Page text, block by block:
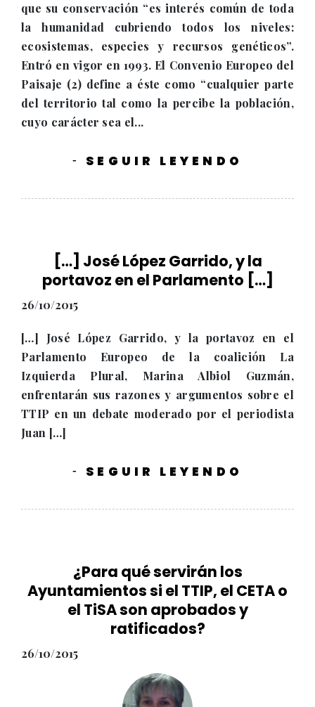
que su conservación “es interés común de toda
la humanidad cubriendo todos los niveles:
ecosistemas, especies y recursos genéticos”.
Entró en vigor en 1993. El Convenio Europeo del
Paisaje (2) define a éste como “cualquier parte
del territorio tal como la percibe la población,
cuyo carácter sea el...
- SEGUIR LEYENDO
[…] José López Garrido, y la
portavoz en el Parlamento […]
26/10/2015
[…] José López Garrido, y la portavoz en el
Parlamento Europeo de la coalición La
Izquierda Plural, Marina Albiol Guzmán,
enfrentarán sus razones y argumentos sobre el
TTIP en un debate moderado por el periodista
Juan […]
- SEGUIR LEYENDO
¿Para qué servirán los
Ayuntamientos si el TTIP, el CETA o
el TiSA son aprobados y
ratificados?
26/10/2015